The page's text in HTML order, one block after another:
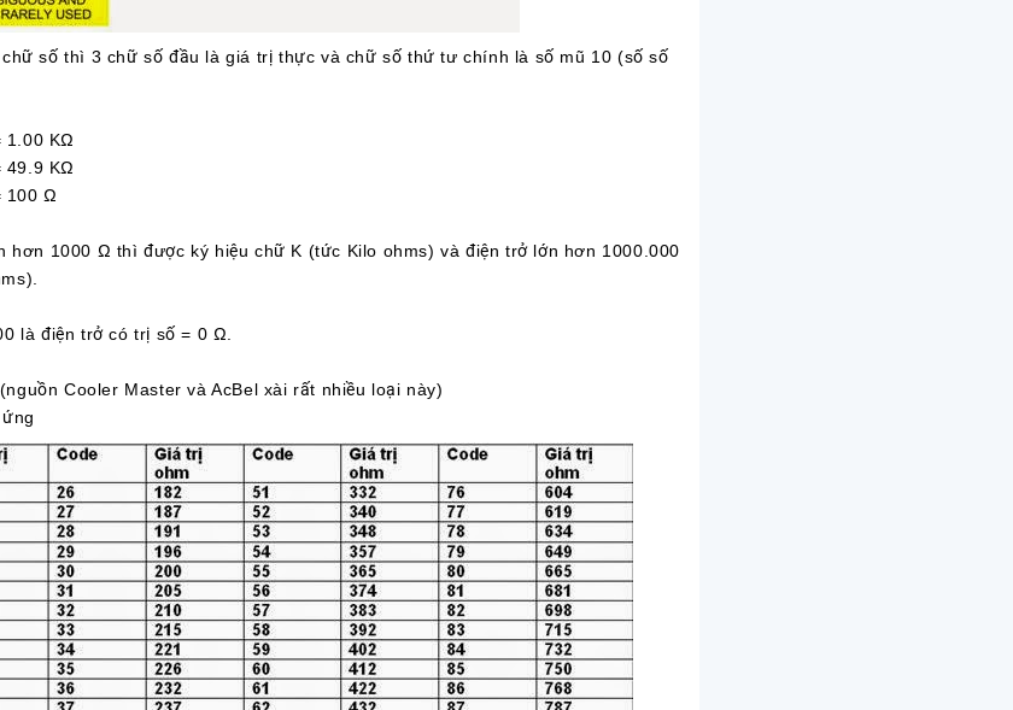
số thì 3 chữ số đầu là giá trị thực và chữ số thứ tư chính là số mũ 10 (số số
KΩ
KΩ
Ω
hơn 1000 Ω thì được ký hiệu chữ K (tức Kilo ohms) và điện trở lớn hơn 1000.000
là điện trở có trị số = 0 Ω.
Cooler Master và AcBel xài rất nhiều loại này)